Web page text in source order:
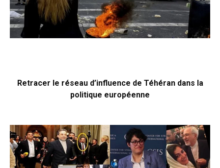
Retracer le réseau d’influence de Téhéran dans la
politique européenne